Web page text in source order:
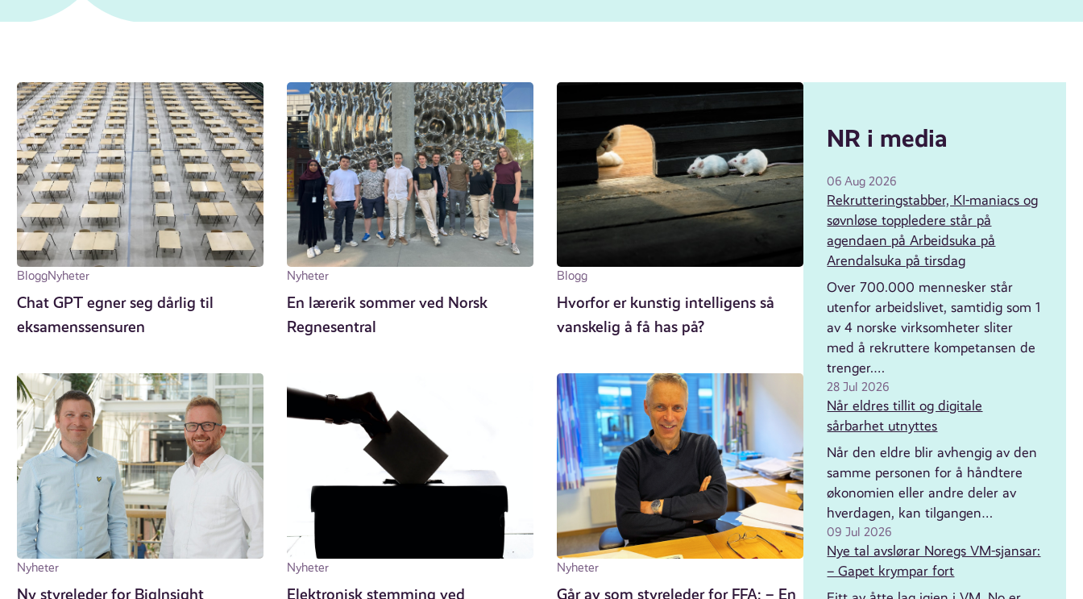
BloggNyheter
Chat GPT egner seg dårlig til
eksamenssensuren
Nyheter
En lærerik sommer ved Norsk
Regnesentral
Blogg
Hvorfor er kunstig intelligens så
vanskelig å få has på?
Nyheter
Ny styreleder for BigInsight
Nyheter
Elektronisk stemming ved
Nyheter
Går av som styreleder for FFA: – En
NR i media
06 Aug 2026
Rekrutteringstabber, KI-maniacs og
søvnløse toppledere står på
agendaen på Arbeidsuka på
Arendalsuka på tirsdag
Over 700.000 mennesker står
utenfor arbeidslivet, samtidig som 1
av 4 norske virksomheter sliter
med å rekruttere kompetansen de
trenger.…
28 Jul 2026
Når eldres tillit og digitale
sårbarhet utnyttes
Når den eldre blir avhengig av den
samme personen for å håndtere
økonomien eller andre deler av
hverdagen, kan tilgangen…
09 Jul 2026
Nye tal avslørar Noregs VM-sjansar:
– Gapet krympar fort